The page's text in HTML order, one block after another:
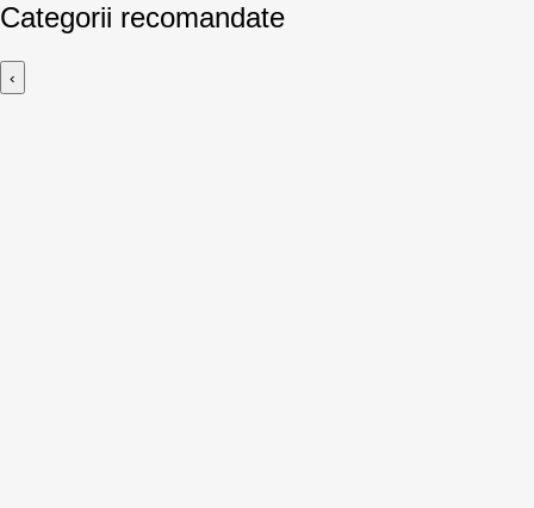
Categorii recomandate
‹